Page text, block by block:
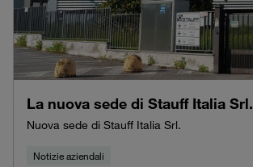
La nuova sede di Stauff Italia Srl.
Nuova sede di Stauff Italia Srl.
Notizie aziendali